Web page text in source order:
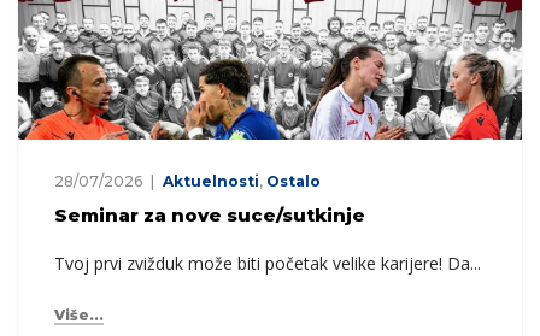
karijere! Da...
15/07/2026
Obavještenje o pomjeranju
Tica”